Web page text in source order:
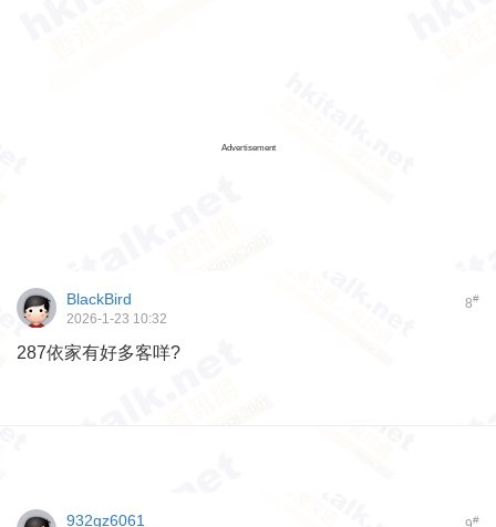
Advertisement
8#
BlackBird
2026-1-23 10:32
287依家有好多客咩?
#
932gz6061